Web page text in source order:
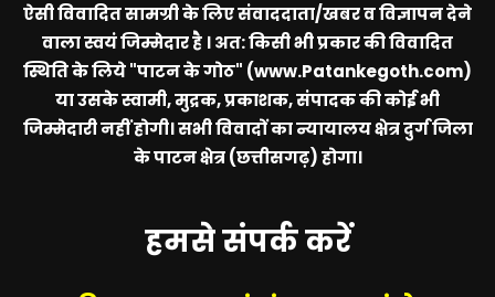
ऐसी विवादित सामग्री के लिए संवाददाता/खबर व विज्ञापन देने
वाला स्वयं जिम्मेदार है । अत: किसी भी प्रकार की विवादित
स्थिति के लिये"पाटन के गोठ" (www.Patankegoth.com)
या उसके स्वामी, मुद्रक, प्रकाशक, संपादक की कोई भी
जिम्मेदारी नहीं होगी। सभी विवादों का न्यायालय क्षेत्र दुर्ग जिला
के पाटन क्षेत्र (छत्तीसगढ़) होगा।
हमसे संपर्क करें